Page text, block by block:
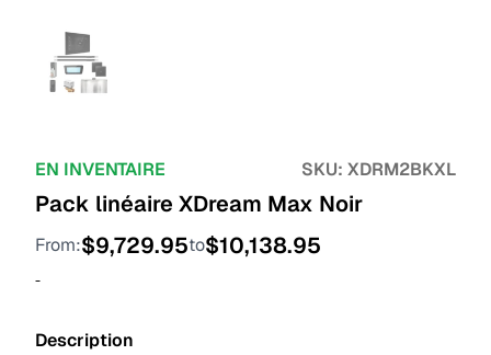
EN INVENTAIRE SKU: XDRM2BKXL
Pack linéaire XDream Max Noir
From:$9,729.95to$10,138.95
-
Description